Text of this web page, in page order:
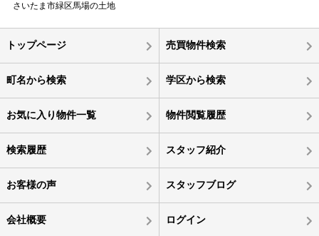
さいたま市緑区馬場の土地
トップページ 売買物件検索
町名から検索 学区から検索
お気に入り物件一覧 物件閲覧履歴
検索履歴 スタッフ紹介
お客様の声 スタッフブログ
会社概要 ログイン